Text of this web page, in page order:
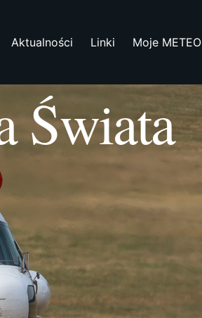
Aktualności Linki Moje METEO
Świata